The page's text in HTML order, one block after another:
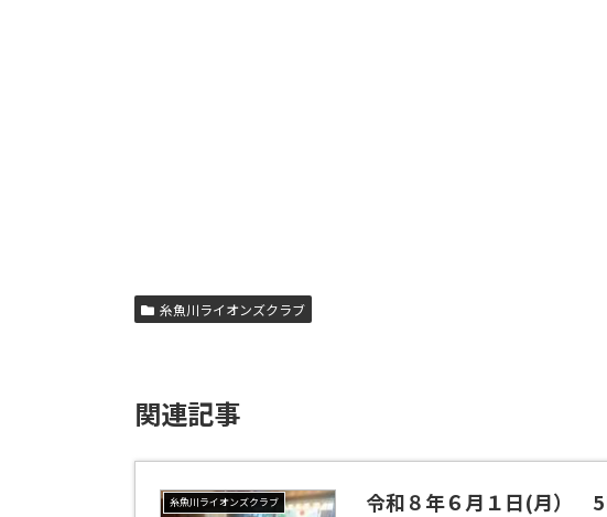
糸魚川ライオンズクラブ
関連記事
糸魚川ライオンズクラブ 令和８年６月１日(月）